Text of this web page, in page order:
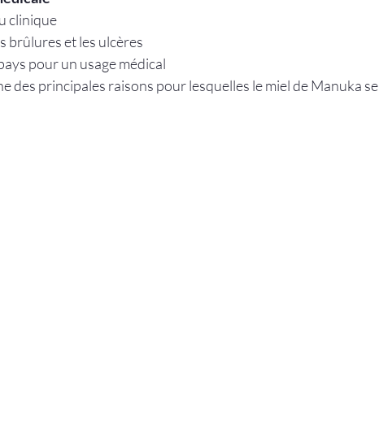
clinique
brûlures et les ulcères
pour un usage médical
des principales raisons pour lesquelles le miel de Manuka se